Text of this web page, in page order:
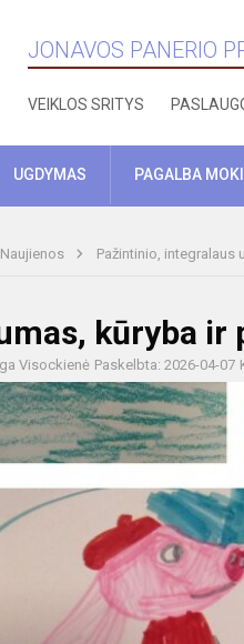
JONAVOS PANERIO
VEIKLOS SRITYS
UGDYMAS PAGALBA
Naujienos Pažintinio, integralaus
kūryba ir
Visockienė Paskelbta: 2026-04-07